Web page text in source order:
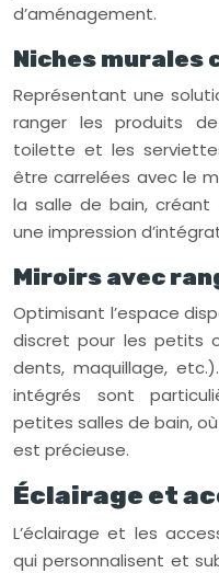
d’aménagement.
Niches murales
Représentant une
ranger les produits
toilette et les
être carrelées avec le
la salle de bain, créant
une impression
Miroirs avec
Optimisant l’espace
discret pour les petits
dents, maquillage,
intégrés sont
petites salles de bain,
est précieuse.
Éclairage et
L’éclairage et les
qui personnalisent et